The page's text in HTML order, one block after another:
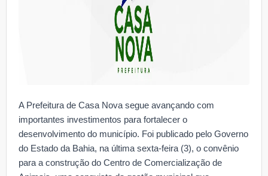
A Prefeitura de Casa Nova segue avançando com
importantes investimentos para fortalecer o
desenvolvimento do município. Foi publicado pelo Governo
do Estado da Bahia, na última sexta-feira (3), o convênio
para a construção do Centro de Comercialização de